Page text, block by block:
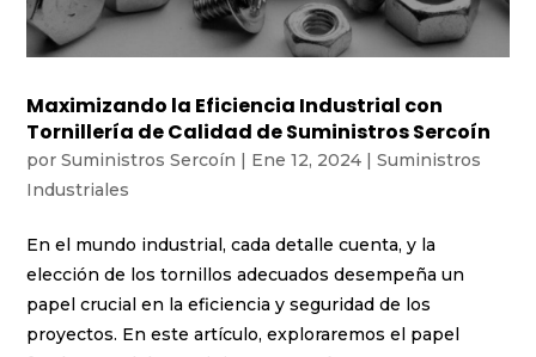
Maximizando la Eficiencia Industrial con
Tornillería de Calidad de Suministros Sercoín
porSuministros Sercoín | Ene 12, 2024 |Suministros
Industriales
En el mundo industrial, cada detalle cuenta, y la
elección de los tornillos adecuados desempeña un
papel crucial en la eficiencia y seguridad de los
proyectos. En este artículo, exploraremos el papel